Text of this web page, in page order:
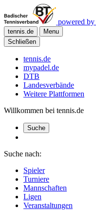
powered by
tennis.de
Menu
Schließen
tennis.de
mypadel.de
DTB
Landesverbände
Weitere Plattformen
Willkommen bei tennis.de
Suche
Suche nach:
Spieler
Turniere
Mannschaften
Ligen
Veranstaltungen